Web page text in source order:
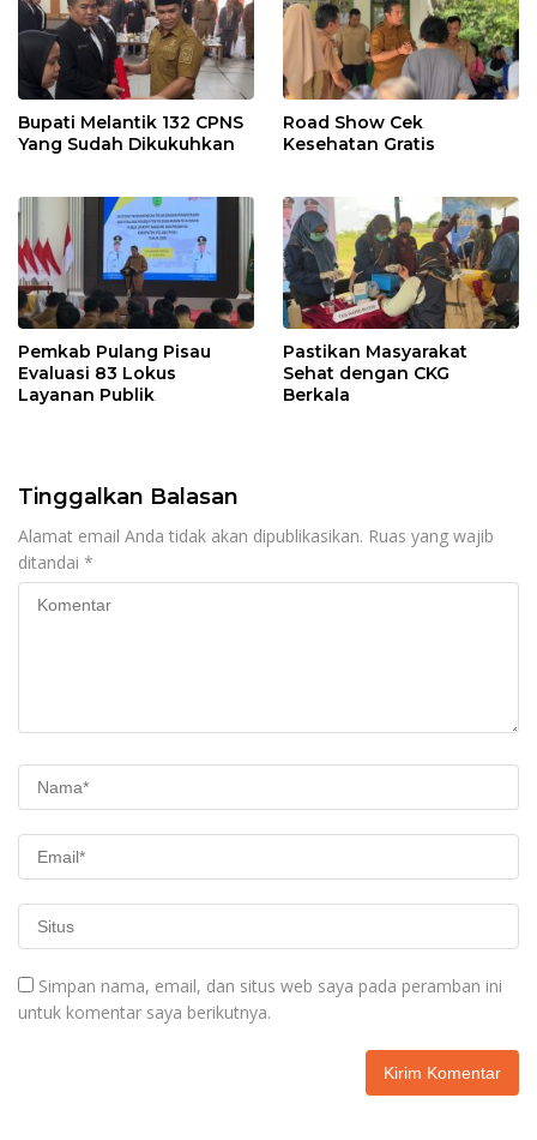
Bupati Melantik 132 CPNS
Yang Sudah Dikukuhkan
Road Show Cek
Kesehatan Gratis
Pemkab Pulang Pisau
Evaluasi 83 Lokus
Layanan Publik
Pastikan Masyarakat
Sehat dengan CKG
Berkala
Tinggalkan Balasan
Alamat email Anda tidak akan dipublikasikan. Ruas yang wajib
ditandai *
Simpan nama, email, dan situs web saya pada peramban ini
untuk komentar saya berikutnya.